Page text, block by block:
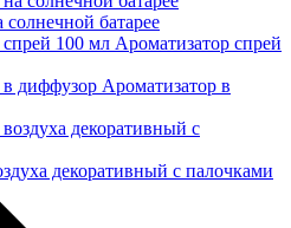
батарее
Ароматизатор спрей
Ароматизатор в
декоративный с палочками